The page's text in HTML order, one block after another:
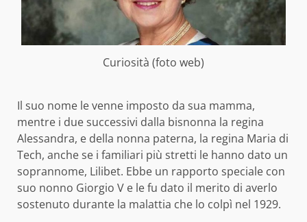
Curiosità (foto web)
Il suo nome le venne imposto da sua mamma,
mentre i due successivi dalla bisnonna la regina
Alessandra, e della nonna paterna, la regina Maria di
Tech, anche se i familiari più stretti le hanno dato un
soprannome, Lilibet. Ebbe un rapporto speciale con
suo nonno Giorgio V e le fu dato il merito di averlo
sostenuto durante la malattia che lo colpì nel 1929.